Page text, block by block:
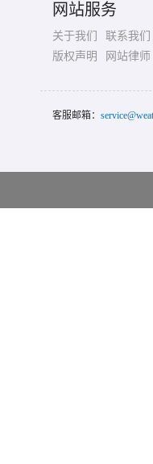
网站服务
关于我们 联系我们
版权声明
网站律师
客服邮箱：